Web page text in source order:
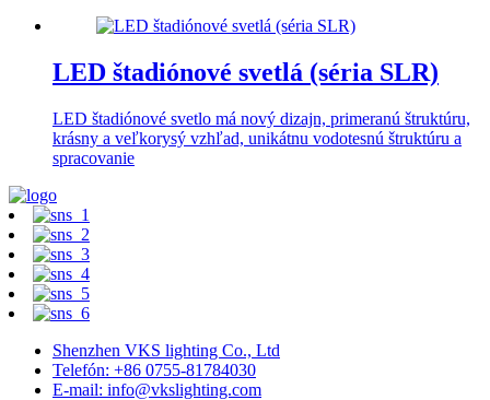
LED štadiónové svetlá (séria SLR)
LED štadiónové svetlo má nový dizajn, primeranú štruktúru,
krásny a veľkorysý vzhľad, unikátnu vodotesnú štruktúru a
spracovanie
Shenzhen VKS lighting Co., Ltd
Telefón: +86 0755-81784030
E-mail: info@vkslighting.com